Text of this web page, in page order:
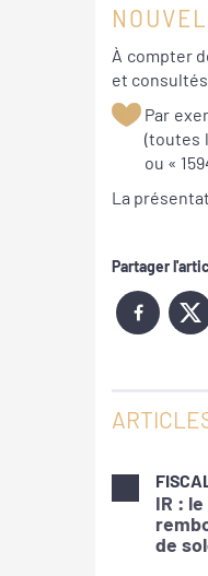
À compter
et
Par
(toutes
ou «
La
Partager
IR :
de